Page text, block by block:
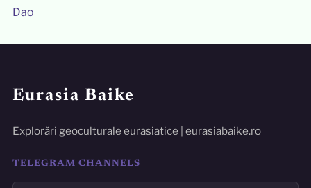
Eurasia Baike
Explorări geoculturale eurasiatice | eurasiabaike.ro
TELEGRAM CHANNELS